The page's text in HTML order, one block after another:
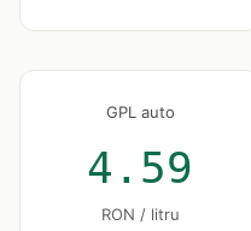
GPL auto
4.59
RON / litru